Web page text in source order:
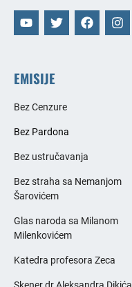
EMISIJE
Bez Cenzure
Bez Pardona
Bez ustručavanja
Bez straha sa Nemanjom
Šarovićem
Glas naroda sa Milanom
Milenkovićem
Katedra profesora Zeca